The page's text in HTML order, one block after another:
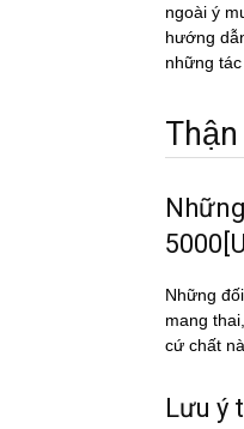
ngoài ý
hướng
những
Những
mang
cứ chất
Lưu ý